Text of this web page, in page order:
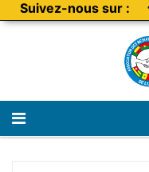
Suivez-nous sur :